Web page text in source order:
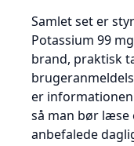
Samlet set er
Potassium 99
brand, praktisk
er
så man bør
anbefalede